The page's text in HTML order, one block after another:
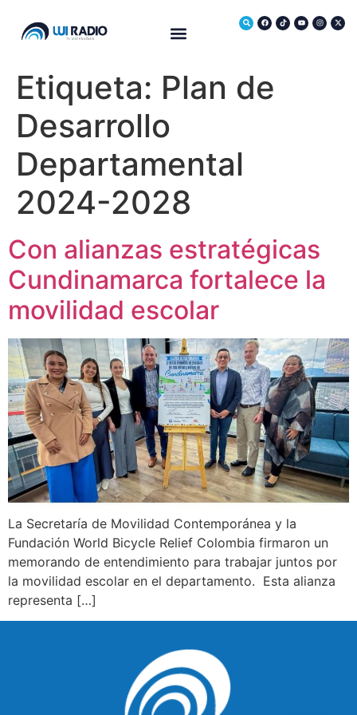
Etiqueta: Plan de
Desarrollo
Departamental
2024-2028
Con alianzas estratégicas
Cundinamarca fortalece la
movilidad escolar
La Secretaría de Movilidad Contemporánea y la
Fundación World Bicycle Relief Colombia firmaron un
memorando de entendimiento para trabajar juntos por
la movilidad escolar en el departamento. Esta alianza
representa […]